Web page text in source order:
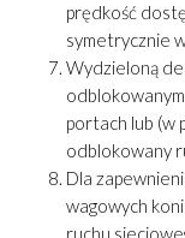
prędkość
symetrycznie
Wydzieloną
portach lub (w
odblokowany
Dla
wagowych
ruchu